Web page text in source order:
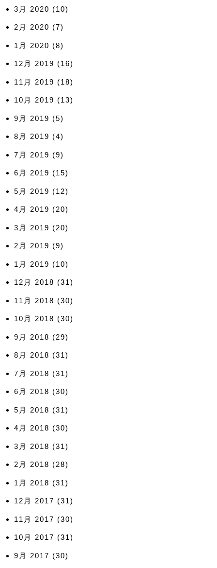
3月 2020 (10)
2月 2020 (7)
1月 2020 (8)
12月 2019 (16)
11月 2019 (18)
10月 2019 (13)
9月 2019 (5)
8月 2019 (4)
7月 2019 (9)
6月 2019 (15)
5月 2019 (12)
4月 2019 (20)
3月 2019 (20)
2月 2019 (9)
1月 2019 (10)
12月 2018 (31)
11月 2018 (30)
10月 2018 (30)
9月 2018 (29)
8月 2018 (31)
7月 2018 (31)
6月 2018 (30)
5月 2018 (31)
4月 2018 (30)
3月 2018 (31)
2月 2018 (28)
1月 2018 (31)
12月 2017 (31)
11月 2017 (30)
10月 2017 (31)
9月 2017 (30)